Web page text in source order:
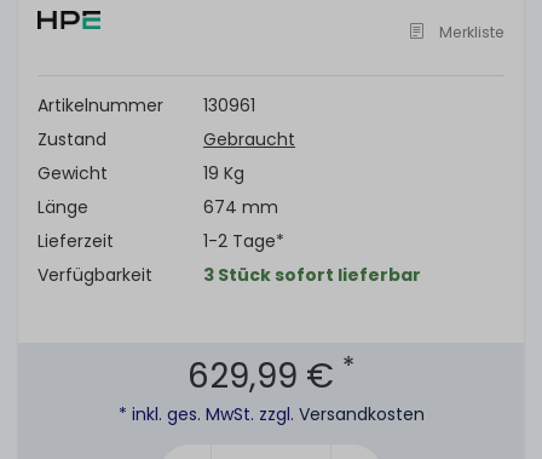
of
Merkliste
Artikelnummer
130961
Zustand
Gebraucht
Gewicht
19 Kg
Länge
674 mm
Lieferzeit
1-2 Tage*
Verfügbarkeit
3 Stück sofort lieferbar
629,99 € *
* inkl. ges. MwSt. zzgl. Versandkosten